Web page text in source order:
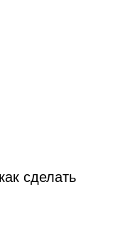
сделать